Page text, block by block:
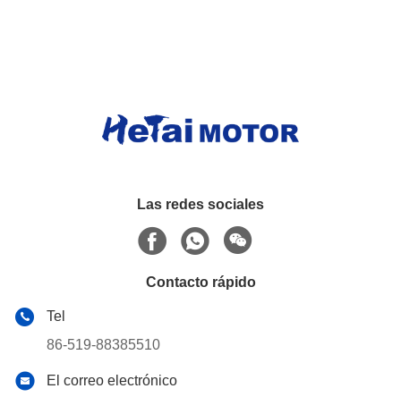
Las redes sociales
Contacto rápido
Tel
86-519-88385510
El correo electrónico